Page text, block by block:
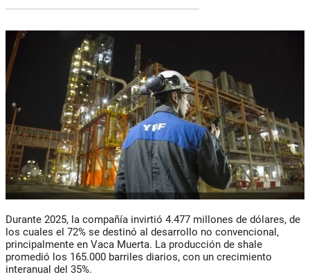
Durante 2025, la compañía invirtió 4.477 millones de dólares, de
los cuales el 72% se destinó al desarrollo no convencional,
principalmente en Vaca Muerta. La producción de shale
promedió los 165.000 barriles diarios, con un crecimiento
interanual del 35%.